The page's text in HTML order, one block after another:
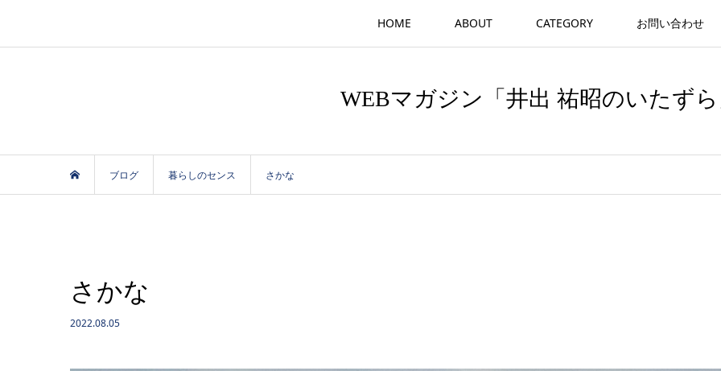
HOME ABOUT CATEGORY お問い合わせ
WEBマガジン「井出 祐昭のいたず
ブログ 暮らしのセンス さかな
さかな
2022.08.05